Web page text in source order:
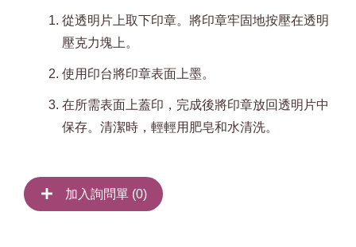
從透明片上取下印章。將印章牢固地按壓在透明
壓克力塊上。
使用印台將印章表面上墨。
在所需表面上蓋印，完成後將印章放回透明片中
保存。清潔時，輕輕用肥皂和水清洗。
加入詢問單 (0)